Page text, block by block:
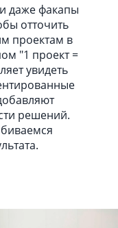
даже факапы
отточить
проектам в
"1 проект =
увидеть
решений.